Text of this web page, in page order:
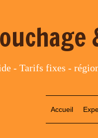
- Tarifs fixes -
Accueil